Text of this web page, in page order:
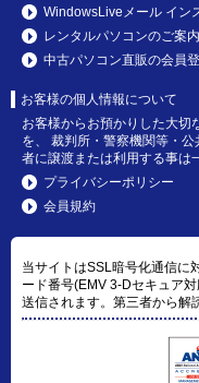
WindowsLiveメール イン
レンタルパソコンのご案内
中古パソコン直販の会員
お客様の個人情報について
お客様からお預かりした大切
を、 裁判所・警察機関等・
者に譲渡または利用する事は
プライバシーポリシー
会員規約
当サイトはSSL暗号化通信に
ード番号(EMV 3-Dセキュア
送信されます。第三者から解